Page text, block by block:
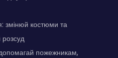
змінюй костюми та
розсуд
пожежникам,